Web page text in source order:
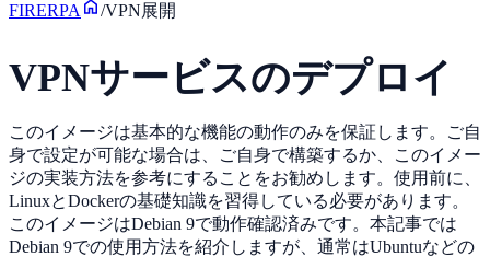
FIRERPA /VPN展開
VPNサービスのデプロイ
このイメージは基本的な機能の動作のみを保証します。ご自
身で設定が可能な場合は、ご自身で構築するか、このイメー
ジの実装方法を参考にすることをお勧めします。使用前に、
LinuxとDockerの基礎知識を習得している必要があります。
このイメージはDebian 9で動作確認済みです。本記事では
Debian 9での使用方法を紹介しますが、通常はUbuntuなどの